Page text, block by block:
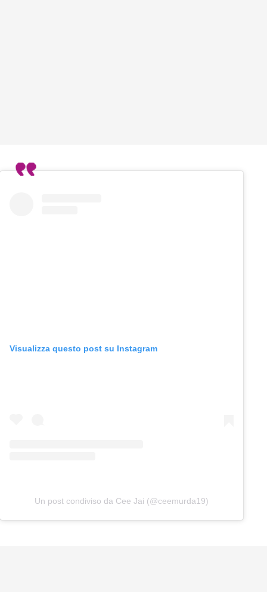
Visualizza questo post su Instagram
Un post condiviso da Cee Jai (@ceemurda19)